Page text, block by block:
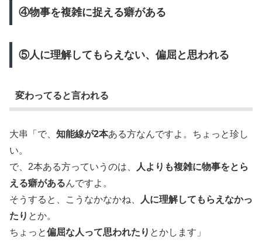
④物事を複雑に捉える癖がある
⑤人に理解してもらえない、偏屈と思われる
変わってると言われる
大串「で、 知能線が2本ある方なんですよ。ちょっと珍し
い。
で、2本ある方っていうのは、
人よりも複雑に物事をとら
える癖があるんですよ。
そうすると、こうなかなかね、
人に理解してもらえなかっ
たり とか。
ちょっと偏屈な人って思われたり とかします」